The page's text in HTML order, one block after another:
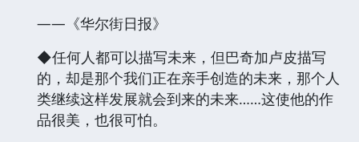
——《华尔街日报》
◆任何人都可以描写未来，但巴奇加卢皮描写
的，却是那个我们正在亲手创造的未来，那个人
类继续这样发展就会到来的未来……这使他的作
品很美，也很可怕。